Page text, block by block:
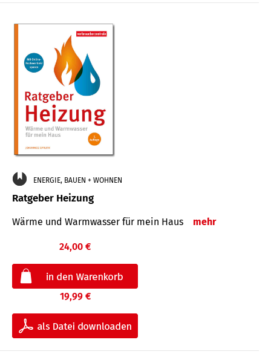
ENERGIE, BAUEN + WOHNEN
Ratgeber Heizung
Wärme und Warmwasser für mein Haus mehr
24,00 €
19,99 €